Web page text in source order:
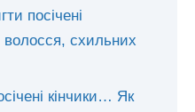
посічені
схильних
кінчики… Як